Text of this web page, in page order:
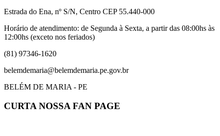
Estrada do Ena, nº S/N, Centro CEP 55.440-000
Horário de atendimento: de Segunda à Sexta, a partir das 08:00hs às
12:00hs (exceto nos feriados)
(81) 97346-1620
belemdemaria@belemdemaria.pe.gov.br
BELÉM DE MARIA - PE
CURTA NOSSA FAN PAGE